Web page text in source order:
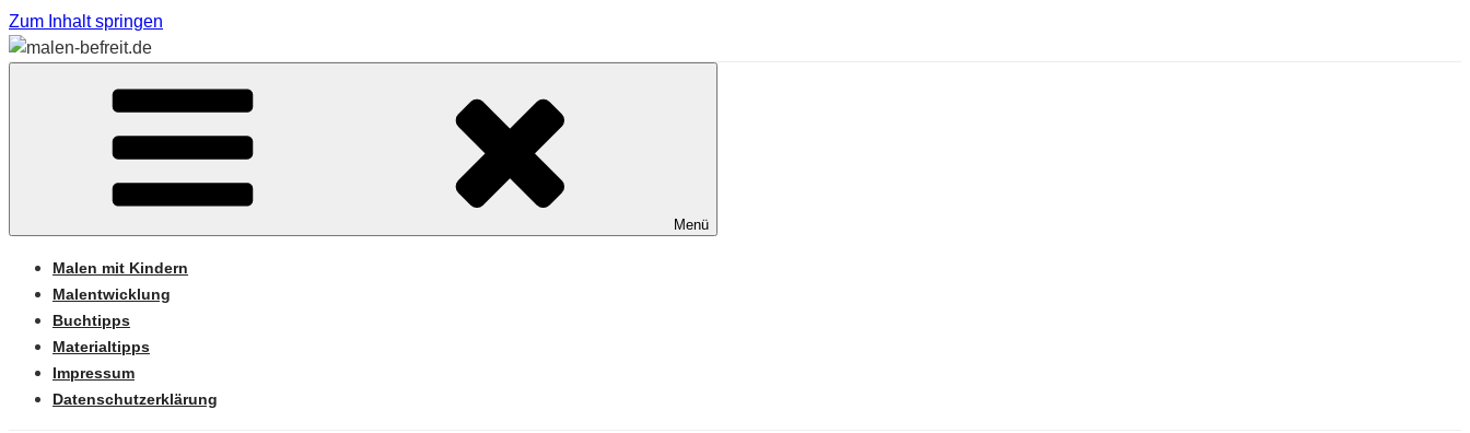
Zum Inhalt springen
MALEN-BEFREIT.DE
Sabine Feickert – Atelier für begleitetes Malen
Menü
Malen mit Kindern
Malentwicklung
Buchtipps
Materialtipps
Impressum
Datenschutzerklärung